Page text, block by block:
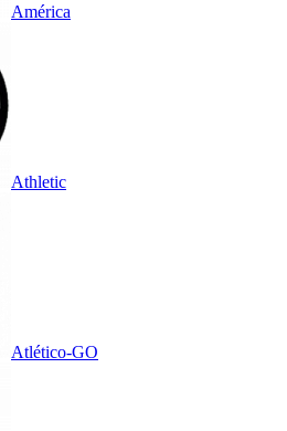
América
Athletic
Atlético-GO